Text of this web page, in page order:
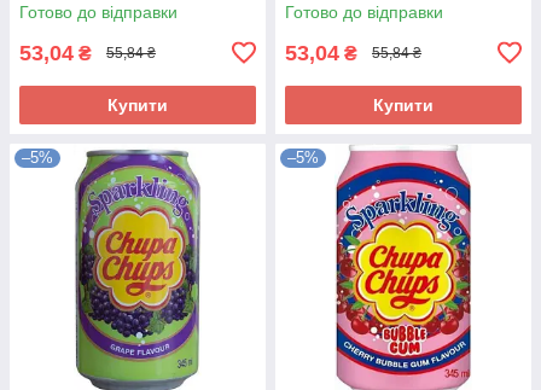
Готово до відправки
53,04 ₴ 55,84 ₴
Купити
Готово до відправки
53,04 ₴ 55,84 ₴
Купити
–5% –5%